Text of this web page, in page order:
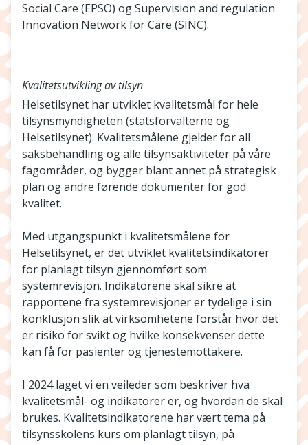
Social Care (EPSO) og Supervision and regulation
Innovation Network for Care (SINC).
Kvalitetsutvikling av tilsyn
Helsetilsynet har utviklet kvalitetsmål for hele
tilsynsmyndigheten (statsforvalterne og
Helsetilsynet). Kvalitetsmålene gjelder for all
saksbehandling og alle tilsynsaktiviteter på våre
fagområder, og bygger blant annet på strategisk
plan og andre førende dokumenter for god
kvalitet.
Med utgangspunkt i kvalitetsmålene for
Helsetilsynet, er det utviklet kvalitetsindikatorer
for planlagt tilsyn gjennomført som
systemrevisjon. Indikatorene skal sikre at
rapportene fra systemrevisjoner er tydelige i sin
konklusjon slik at virksomhetene forstår hvor det
er risiko for svikt og hvilke konsekvenser dette
kan få for pasienter og tjenestemottakere.
I 2024 laget vi en veileder som beskriver hva
kvalitetsmål- og indikatorer er, og hvordan de skal
brukes. Kvalitetsindikatorene har vært tema på
tilsynsskolens kurs om planlagt tilsyn, på